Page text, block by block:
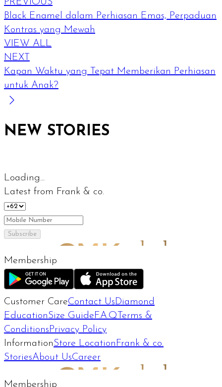
PREVIOUS
Black Enamel dalam Perhiasan Emas, Perpaduan
Kontras yang Mewah
VIEW ALL
NEXT
Kapan Waktu yang Tepat Memberikan Perhiasan
untuk Anak?
NEW STORIES
Loading...
Latest from Frank & co.
Subscribe
Membership
Customer CareContact UsDiamond
EducationSize GuideF.A.Q Terms &
ConditionsPrivacy Policy
InformationStore Location Frank & co.
StoriesAbout UsCareer
Membership